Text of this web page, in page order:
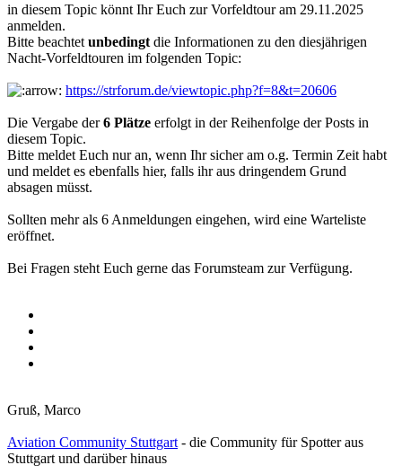
in diesem Topic könnt Ihr Euch zur Vorfeldtour am 29.11.2025
anmelden.
Bitte beachtet unbedingt die Informationen zu den diesjährigen
Nacht-Vorfeldtouren im folgenden Topic:
https://strforum.de/viewtopic.php?f=8&t=20606
Die Vergabe der6 Plätze erfolgt in der Reihenfolge der Posts in
diesem Topic.
Bitte meldet Euch nur an, wenn Ihr sicher am o.g. Termin Zeit habt
und meldet es ebenfalls hier, falls ihr aus dringendem Grund
absagen müsst.
Sollten mehr als 6 Anmeldungen eingehen, wird eine Warteliste
eröffnet.
Bei Fragen steht Euch gerne das Forumsteam zur Verfügung.
Gruß, Marco
Aviation Community Stuttgart - die Community für Spotter aus
Stuttgart und darüber hinaus